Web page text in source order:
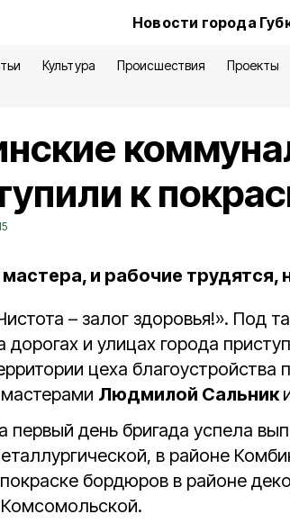
Новости города
Культура Происшествия Проекты
к
и рабочие трудятся,
– залог здоровья!». Под
дорогах и улицах города
цеха благоустройства
Людмилой Сальник
первый день бригада успела
в районе
бордюров в районе